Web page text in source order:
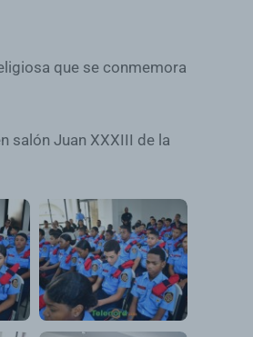
que se conmemora
salón Juan XXXIII de la